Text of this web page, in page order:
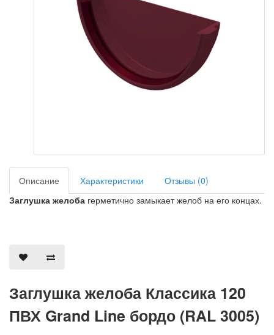
Описание Характеристики
Отзывы (0)
Заглушка желоба герметично замыкает желоб на его концах.
Заглушка желоба Классика 120
ПВХ Grand Line бордо (RAL 3005)